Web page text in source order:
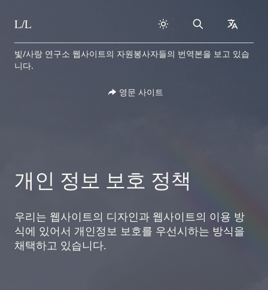
Skip to content
L/L Search
빛/사랑 연구소 웹사이트의 자원봉사자들의 번역본을 보고 있습
니다.
영문 사이트
개인 정보 보호 정책
우리는 웹사이트의 디자인과 웹사이트의 이용 방
식에 있어서 개인정보 보호를 우선시하는 방식을
채택하고 있습니다.